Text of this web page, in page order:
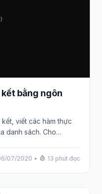
bằng ngôn
kết, viết các hàm thực
danh sách. Cho…
07/2020 • 13 phút đọc